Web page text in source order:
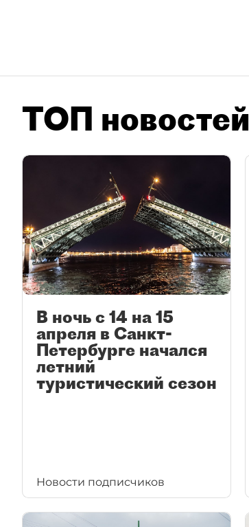
ТОП новостей
В ночь с 14 на 15
апреля в Санкт-
Петербурге начался
летний
туристический сезон
Новости подписчиков